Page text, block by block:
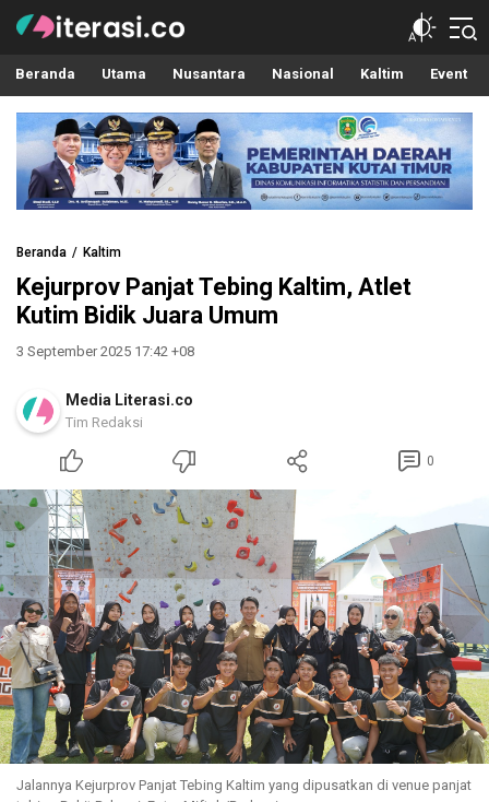
Literasi.co
Pilar Informasi
Beranda Utama Nusantara Nasional Kaltim Event
Beranda Kaltim
Kejurprov Panjat Tebing Kaltim, Atlet
Kutim Bidik Juara Umum
3 September 2025 17:42 +08
Media Literasi.co
Tim Redaksi
0
Jalannya Kejurprov Panjat Tebing Kaltim yang dipusatkan di venue panjat